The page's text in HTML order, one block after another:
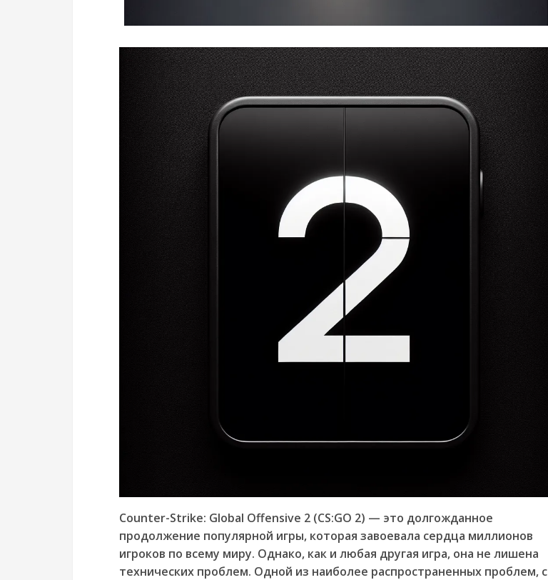
Counter-Strike: Global Offensive 2 (CS:GO 2) — это долгожданное
продолжение популярной игры, которая завоевала сердца миллионов
игроков по всему миру. Однако, как и любая другая игра, она не лишена
технических проблем. Одной из наиболее распространенных проблем, с